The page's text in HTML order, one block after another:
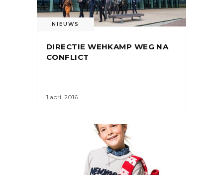
NIEUWS
DIRECTIE WEHKAMP WEG NA
CONFLICT
1 april 2016